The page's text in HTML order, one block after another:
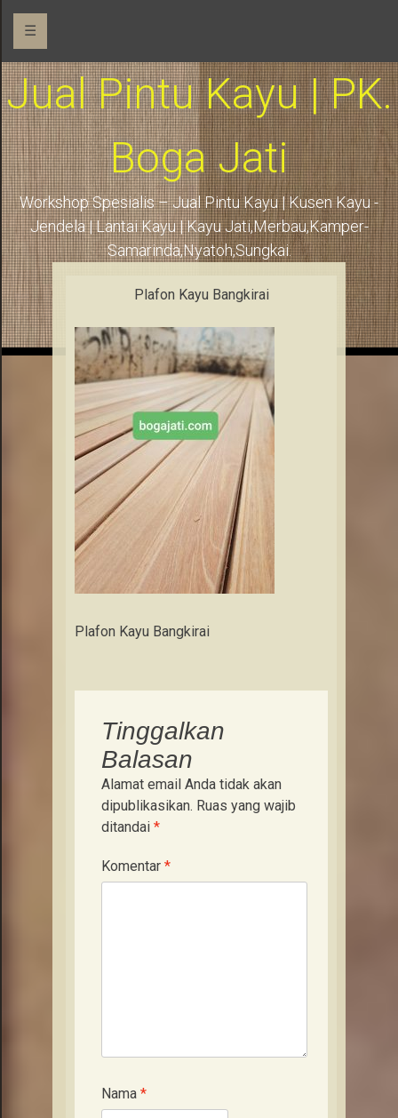
☰
Jual Pintu Kayu | PK.
Boga Jati
Workshop Spesialis – Jual Pintu Kayu | Kusen Kayu -
Jendela | Lantai Kayu | Kayu Jati,Merbau,Kamper-
Samarinda,Nyatoh,Sungkai.
Plafon Kayu Bangkirai
Plafon Kayu Bangkirai
Tinggalkan
Balasan
Alamat email Anda tidak akan
dipublikasikan. Ruas yang wajib
ditandai *
Komentar *
Nama *